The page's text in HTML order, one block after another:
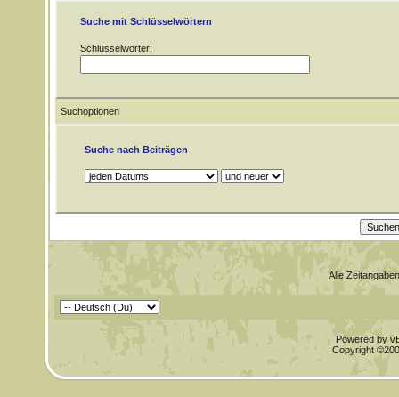
Suche mit Schlüsselwörtern
Schlüsselwörter:
Suchoptionen
Suche nach Beiträgen
Alle
Powered by
Copyright